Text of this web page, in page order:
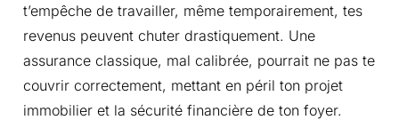
t’empêche de travailler, même temporairement, tes
revenus peuvent chuter drastiquement. Une
assurance classique, mal calibrée, pourrait ne pas te
couvrir correctement, mettant en péril ton projet
immobilier et la sécurité financière de ton foyer.